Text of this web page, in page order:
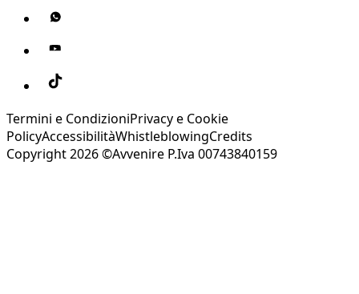
Termini e CondizioniPrivacy e Cookie
PolicyAccessibilitàWhistleblowingCredits
Copyright 2026 ©Avvenire P.Iva 00743840159